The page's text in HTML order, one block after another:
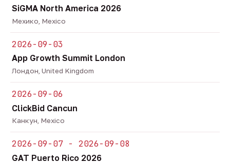
SiGMA North America 2026
Мехико, Mexico
2026-09-03
App Growth Summit London
Лондон, United Kingdom
2026-09-06
ClickBid Cancun
Канкун, Mexico
2026-09-07 - 2026-09-08
GAT Puerto Rico 2026